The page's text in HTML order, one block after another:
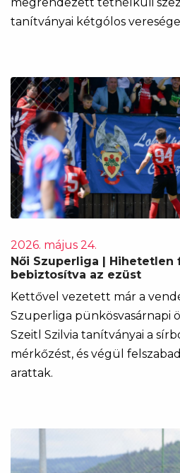
tanítványai kétgólos
2026. május 24.
Női Szuperliga | Hihetetlen
bebiztosítva az ezüst
Kettővel vezetett már a
Szuperliga pünkösvasárnapi
Szeitl Szilvia tanítványai a
mérkőzést, és végül
arattak.